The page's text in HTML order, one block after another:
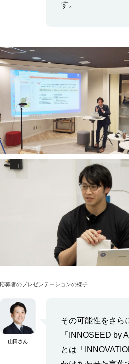
す。
応募者のプレゼンテーションの様子
山田さん
その可能性をさら
「INNOSEED by
とは「